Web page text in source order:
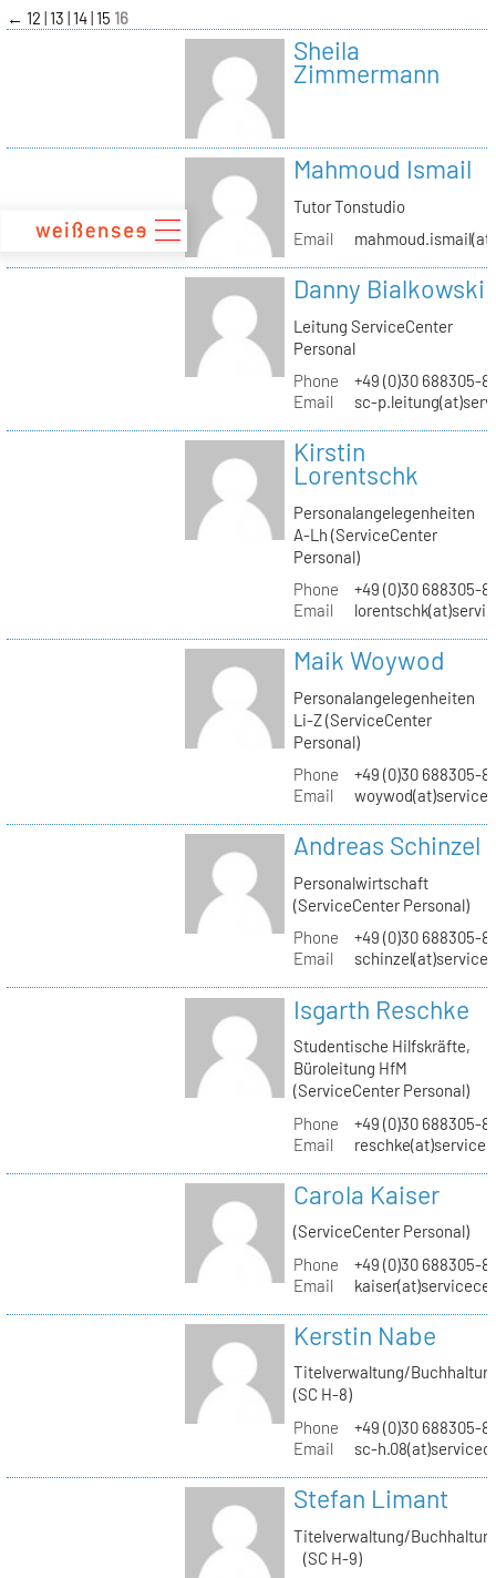
zum
Inhalt
← 12 13 14 15 16
Sheila
Zimmermann
Mahmoud Ismail
Tutor Tonstudio
Email
Danny Bialkowski
Leitung ServiceCenter
Personal
Phone
+49 (0)30 688305-
Email
sc-
Kirstin
Lorentschk
Personalangelegenheiten
A-Lh (ServiceCenter
Personal)
Phone
+49 (0)30 688305-
Email
Maik Woywod
Personalangelegenheiten
Li-Z (ServiceCenter
Personal)
Phone
+49 (0)30 688305-
Email
Andreas Schinzel
Personalwirtschaft
(ServiceCenter Personal)
Phone
+49 (0)30 688305-
Email
Isgarth Reschke
Studentische Hilfskräfte,
Büroleitung HfM
(ServiceCenter Personal)
Phone
+49 (0)30 688305-
Email
Carola Kaiser
(ServiceCenter Personal)
Phone
+49 (0)30 688305-
Email
Kerstin Nabe
Titelverwaltung/
(SC H-8)
Phone
+49 (0)30 688305-
Email
sc-
Stefan Limant
Titelverwaltung/
(SC H-9)